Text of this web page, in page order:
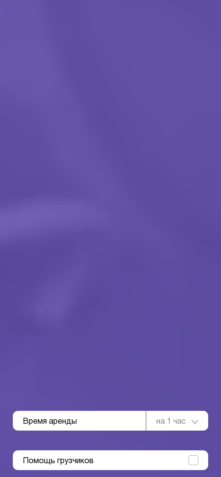
Время аренды на 1 час
Помощь грузчиков